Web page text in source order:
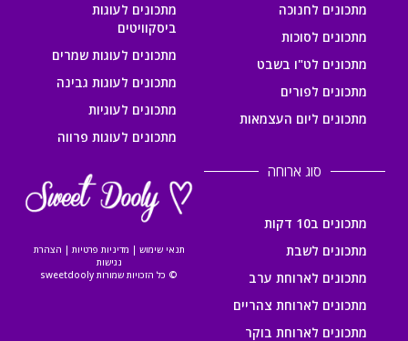
מתכונים לחנוכה
מתכונים לסוכות
מתכונים לט"ו בשבט
מתכונים לפורים
מתכונים ליום העצמאות
מתכונים לעוגות
ביסקוויטים
מתכונים לעוגות שמרים
מתכונים לעוגות גבינה
מתכונים לעוגיות
מתכונים לעוגות פרווה
סוג ארוחה
מתכונים ב10 דקות
מתכונים לשבת
מתכונים לארוחת ערב
מתכונים לארוחת צהריים
מתכונים לארוחת בוקר
תנאי שימוש | מדיניות פרטיות | הצהרת
נגישות
© כל הזכויות שמורות sweetdooly